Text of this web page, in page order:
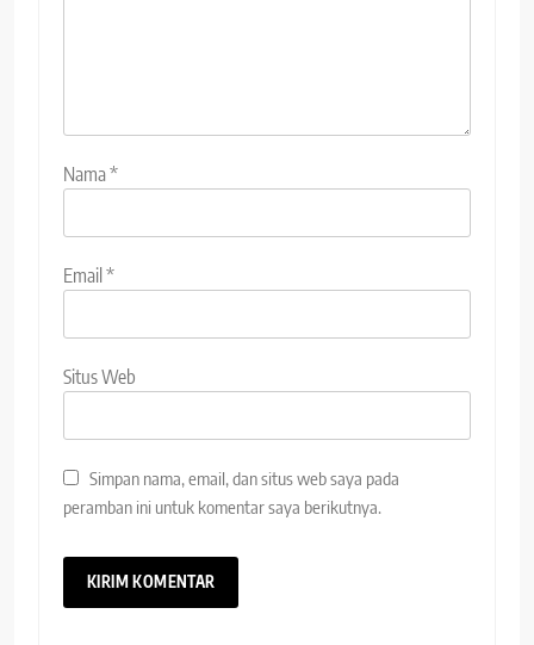
Nama*
Email*
Situs Web
Simpan nama, email, dan situs web saya pada
peramban ini untuk komentar saya berikutnya.